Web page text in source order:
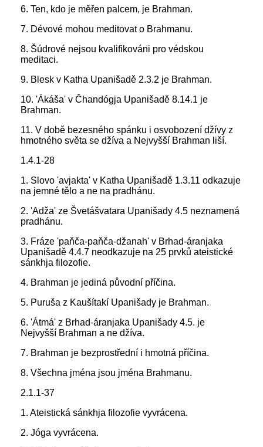
6. Ten, kdo je měřen palcem, je Brahman.
7. Dévové mohou meditovat o Brahmanu.
8. Šúdrové nejsou kvalifikováni pro védskou
meditaci.
9. Blesk v Katha Upanišadě 2.3.2 je Brahman.
10. 'Ákáša' v Čhandógja Upanišadě 8.14.1 je
Brahman.
11. V době bezesného spánku i osvobození džívy z
hmotného světa se džíva a Nejvyšší Brahman liší.
1.4.1-28
1. Slovo 'avjakta' v Katha Upanišadě 1.3.11 odkazuje
na jemné tělo a ne na pradhánu.
2. 'Adža' ze Švetášvatara Upanišady 4.5 neznamená
pradhánu.
3. Fráze 'paňča-paňča-džanah' v Brhad-áranjaka
Upanišadě 4.4.7 neodkazuje na 25 prvků ateistické
sánkhja filozofie.
4. Brahman je jediná původní příčina.
5. Puruša z Kaušítakí Upanišady je Brahman.
6. 'Átmá' z Brhad-áranjaka Upanišady 4.5. je
Nejvyšší Brahman a ne džíva.
7. Brahman je bezprostřední i hmotná příčina.
8. Všechna jména jsou jména Brahmanu.
2.1.1-37
1. Ateistická sánkhja filozofie vyvrácena.
2. Jóga vyvrácena.